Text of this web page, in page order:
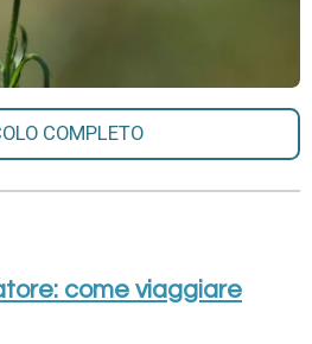
COMPLETO
come viaggiare